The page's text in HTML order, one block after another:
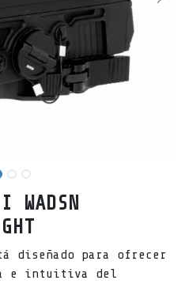
WADSN
diseñado para ofrecer
e intuitiva del